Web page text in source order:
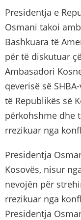
Presidentja e
Osmani takoi
Bashkuara të
për të diskutuar
Ambasadori
qeverisë së
të Republikës së
përkohshme dhe
rrezikuar nga
Presidentja
Kosovës, nisur
nevojën për
rrezikuar nga
Presidentja